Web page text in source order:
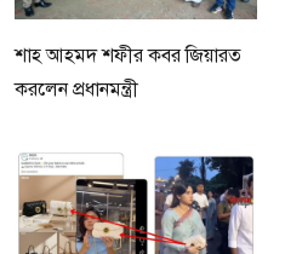
শাহ আহমদ শফীর কবর জিয়ারত
করলেন প্রধানমন্ত্রী